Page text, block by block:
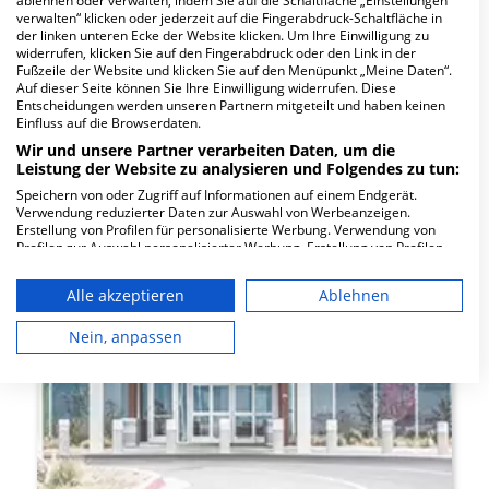
beispielsweise Fachabteilungen wie die
Akutgeriatrie, Unfallchirurgie, Schulterchirurgie
und Fußchirurgie.
Behandlungsbeispiele:
Arthrose und Knorpelschäden
Hüftgelenkbeschwerden
Kniegelenkbeschwerden
Orthopädie
Leibnizstraße 21, 65191 Wiesbaden
verwalten“ klicken oder jederzeit auf die Fingerabdruck-Schaltfläche in
der linken unteren Ecke der Website klicken. Um Ihre Einwilligung zu
widerrufen, klicken Sie auf den Fingerabdruck oder den Link in der
Fußzeile der Website und klicken Sie auf den Menüpunkt „Meine Daten“.
Auf dieser Seite können Sie Ihre Einwilligung widerrufen. Diese
Entscheidungen werden unseren Partnern mitgeteilt und haben keinen
Einfluss auf die Browserdaten.
Wir und unsere Partner verarbeiten Daten, um die
Leistung der Website zu analysieren und Folgendes zu tun:
Speichern von oder Zugriff auf Informationen auf einem Endgerät.
Verwendung reduzierter Daten zur Auswahl von Werbeanzeigen.
Erstellung von Profilen für personalisierte Werbung. Verwendung von
Profilen zur Auswahl personalisierter Werbung. Erstellung von Profilen
personalisierter Inhalte. Messung der Werbeleistung. Messung der
Performance von Inhalten. Analyse von Zielgruppen durch Statistiken
oder Kombinationen von Daten aus verschiedenen Quellen. Entwicklung
und Verbesserung der Angebote. Verwendung reduzierter Daten zur
Auswahl von Inhalten.
die USA gesendet werden.
Ihre Einwilligung und die cookie Richtlinie gelten ausschließlich für diese
Website/App.
Partnerliste anzeigen (1 IAB-Anbieter)
Alle akzeptieren
Ablehnen
Nein, anpassen